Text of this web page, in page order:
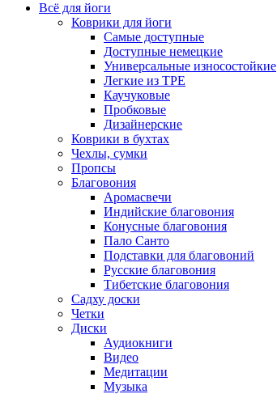
Всё для йоги
Коврики для йоги
Самые доступные
Доступные немецкие
Универсальные износостойкие
Легкие из TPE
Каучуковые
Пробковые
Дизайнерские
Коврики в бухтах
Чехлы, сумки
Пропсы
Благовония
Аромасвечи
Индийские благовония
Конусные благовония
Пало Санто
Подставки для благовоний
Русские благовония
Тибетские благовония
Садху доски
Четки
Диски
Аудиокниги
Видео
Медитации
Музыка